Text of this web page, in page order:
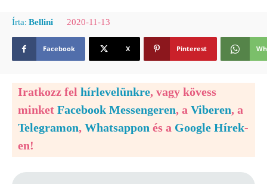
Írta: Bellini 2020-11-13
Facebook X Pinterest
Iratkozz fel hírlevelünkre, vagy kövess
minket Facebook Messengeren, a Viberen, a
Telegramon, Whatsappon és a Google Hírek-
en!